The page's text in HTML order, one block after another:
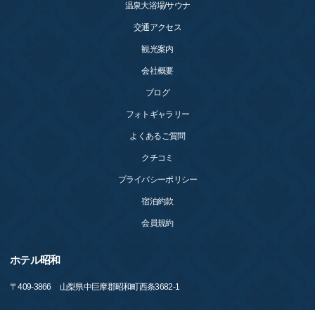
温泉大浴場/サウナ
交通アクセス
観光案内
会社概要
ブログ
フォトギャラリー
よくあるご質問
クチコミ
プライバシーポリシー
宿泊約款
会員規約
ホテル昭和
〒409-3866 山梨県中巨摩郡昭和町西条3682-1